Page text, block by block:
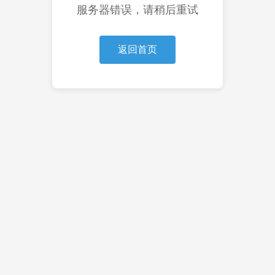
服务器错误，请稍后重试
返回首页